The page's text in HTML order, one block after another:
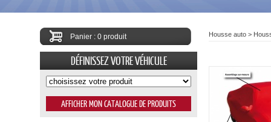
Housse auto >
Panier : 0 produit
DÉFINISSEZ VOTRE VÉHICULE